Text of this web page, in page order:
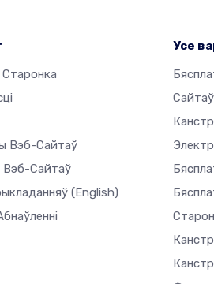
Старонка
Вэб-Сайтаў
Сайтаў
(English)
Усе
Сайтаў